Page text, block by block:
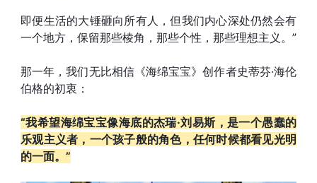
即便生活的大锤砸向所有人，但我们内心深处仍然会有
一个地方，保留那些棱角，那些个性，那些理想主义。”
那一年，我们无比相信《海绵宝宝》创作者史蒂芬·海伦
伯格的初衷：
“我希望海绵宝宝像海底的杰瑞·刘易斯，是一个愚蠢的
乐观主义者，一个孩子般的角色，任何时候都看见光明
的一面。”